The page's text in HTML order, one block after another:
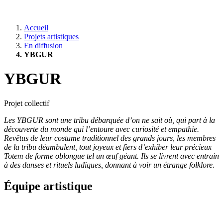
Accueil
Projets artistiques
En diffusion
YBGUR
YBGUR
Projet collectif
Les YBGUR sont une tribu débarquée d’on ne sait où, qui part à la
découverte du monde qui l’entoure avec curiosité et empathie.
Revêtus de leur costume traditionnel des grands jours, les membres
de la tribu déambulent, tout joyeux et fiers d’exhiber leur précieux
Totem de forme oblongue tel un œuf géant. Ils se livrent avec entrain
à des danses et rituels ludiques, donnant à voir un étrange folklore.
Équipe artistique